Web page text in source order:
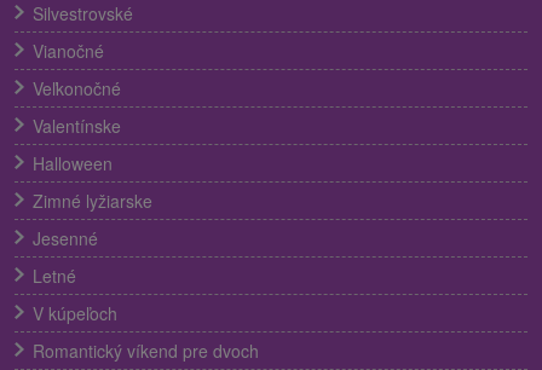
Silvestrovské
Vianočné
Veľkonočné
Valentínske
Halloween
Zimné lyžiarske
Jesenné
Letné
V kúpeľoch
Romantický víkend pre dvoch